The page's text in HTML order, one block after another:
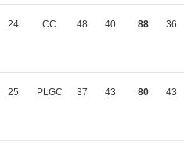
24 CC 48 40 88 36
25 PLGC 37 43 80 43